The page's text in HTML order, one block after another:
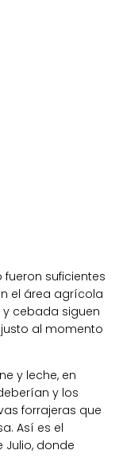
suficientes
el área agrícola
cebada siguen
al momento
y leche, en
y los
forrajeras que
Así es el
donde